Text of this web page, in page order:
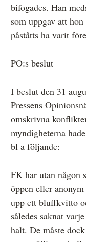
bifogades. Han
som uppgav att
påståtts ha varit
PO:s beslut
I beslut den 31
Pressens
omskrivna
myndigheterna
bl a följande:
FK har utan någon
öppen eller
upp ett bluffkvitto
således saknat
halt. De måste